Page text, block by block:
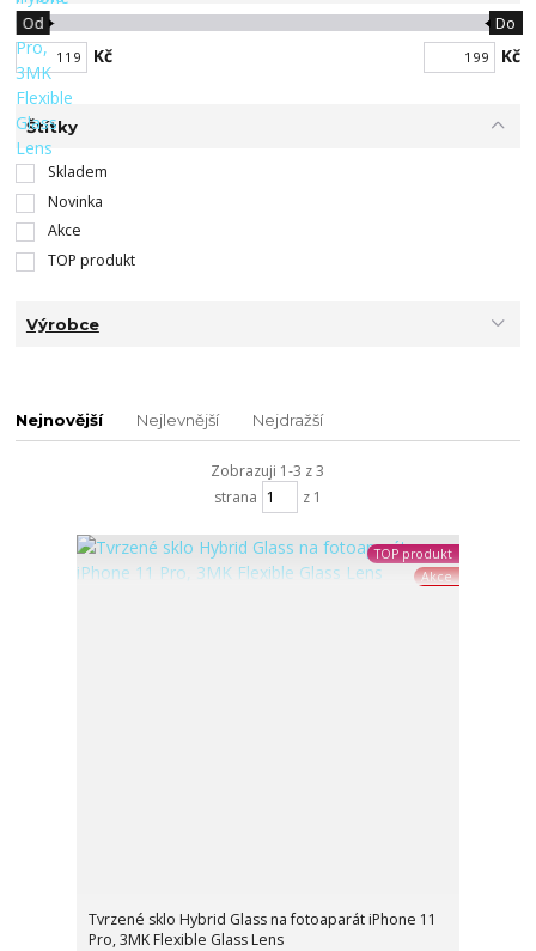
Kč
Od Do
Kč
Štítky
Skladem
Novinka
Akce
TOP produkt
Výrobce
Nejnovější Nejlevnější Nejdražší
Zobrazuji 1-3 z 3
strana
z 1
TOP produkt
Akce
Tvrzené sklo Hybrid Glass na fotoaparát iPhone 11
Pro, 3MK Flexible Glass Lens